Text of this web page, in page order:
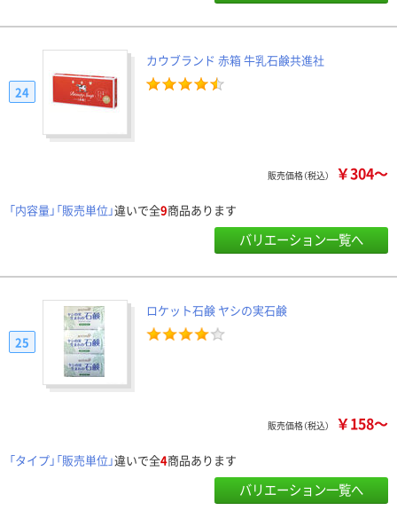
カウブランド 赤箱 牛乳石鹸共進社
24
販売価格（税込） ￥304～
「内容量」「販売単位」違いで全9商品あります
バリエーション一覧へ
ロケット石鹸 ヤシの実石鹸
25
販売価格（税込） ￥158～
「タイプ」「販売単位」違いで全4商品あります
バリエーション一覧へ